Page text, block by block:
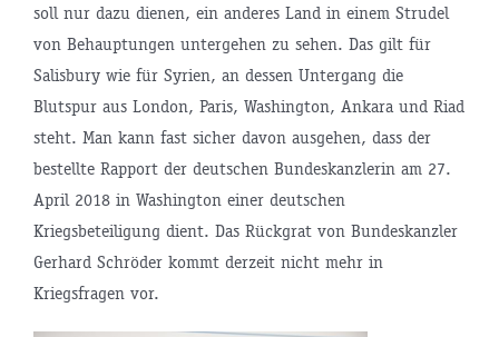
soll nur dazu dienen, ein anderes Land in einem Strudel
von Behauptungen untergehen zu sehen. Das gilt für
Salisbury wie für Syrien, an dessen Untergang die
Blutspur aus London, Paris, Washington, Ankara und Riad
steht. Man kann fast sicher davon ausgehen, dass der
bestellte Rapport der deutschen Bundeskanzlerin am 27.
April 2018 in Washington einer deutschen
Kriegsbeteiligung dient. Das Rückgrat von Bundeskanzler
Gerhard Schröder kommt derzeit nicht mehr in
Kriegsfragen vor.